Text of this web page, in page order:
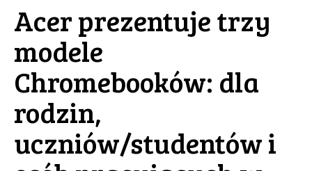
Acer prezentuje trzy
modele
Chromebooków: dla
rodzin,
uczniów/studentów i